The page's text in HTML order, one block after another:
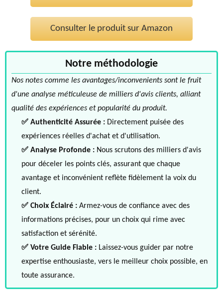
Consulter le produit sur Amazon
Notre méthodologie
Nos notes comme les avantages/inconvenients sont le fruit
d'une analyse méticuleuse de milliers d'avis clients, alliant
qualité des expériences et popularité du produit.
✅ Authenticité Assurée : Directement puisée des
expériences réelles d'achat et d'utilisation.
✅ Analyse Profonde : Nous scrutons des milliers d'avis
pour déceler les points clés, assurant que chaque
avantage et inconvénient reflète fidèlement la voix du
client.
✅ Choix Éclairé : Armez-vous de confiance avec des
informations précises, pour un choix qui rime avec
satisfaction et sérénité.
✅ Votre Guide Fiable : Laissez-vous guider par notre
expertise enthousiaste, vers le meilleur choix possible, en
toute assurance.